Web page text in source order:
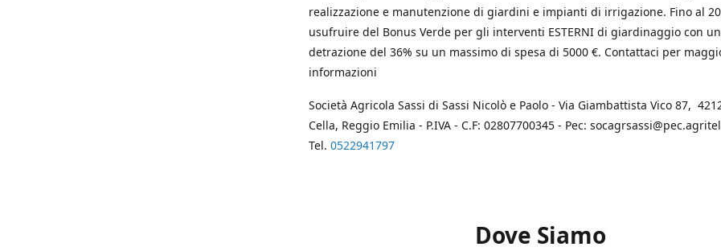
realizzazione e manutenzione di giardini e impianti di irrigazione. Fino al
usufruire del Bonus Verde per gli interventi ESTERNI di giardinaggio con
detrazione del 36% su un massimo di spesa di 5000 €. Contattaci per
informazioni
Società Agricola Sassi di Sassi Nicolò e Paolo - Via Giambattista Vico 87,
Cella, Reggio Emilia - P.IVA - C.F: 02807700345 - Pec:
Tel. 0522941797
Dove Siamo